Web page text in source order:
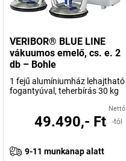
VERIBOR® BLUE LINE
vákuumos emelő, cs. e. 2
db – Bohle
1 fejű alumíniumház lehajtható
fogantyúval, teherbírás 30 kg
Nettó
49.490,- Ft -tól
9-11 munkanap alatt